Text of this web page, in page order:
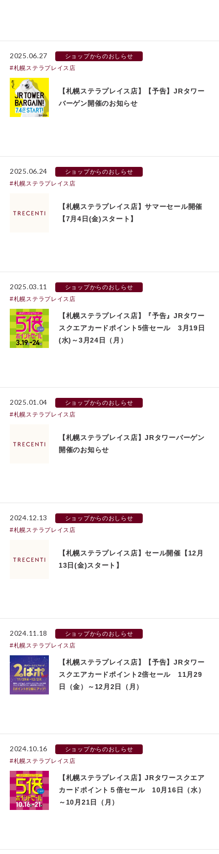
2025.06.27
ショップからのおしらせ
札幌ステラプレイス店
【札幌ステラプレイス店】【予告】JRタワー
バーゲン開催のお知らせ
2025.06.24
ショップからのおしらせ
札幌ステラプレイス店
【札幌ステラプレイス店】サマーセール開催
【7月4日(金)スタート】
2025.03.11
ショップからのおしらせ
札幌ステラプレイス店
【札幌ステラプレイス店】『予告』JRタワー
スクエアカードポイント5倍セール 3月19日
(水)～3月24日（月）
2025.01.04
ショップからのおしらせ
札幌ステラプレイス店
【札幌ステラプレイス店】JRタワーバーゲン
開催のお知らせ
2024.12.13
ショップからのおしらせ
札幌ステラプレイス店
【札幌ステラプレイス店】セール開催【12月
13日(金)スタート】
2024.11.18
ショップからのおしらせ
札幌ステラプレイス店
【札幌ステラプレイス店】【予告】JRタワー
スクエアカードポイント2倍セール 11月29
日（金）～12月2日（月）
2024.10.16
ショップからのおしらせ
札幌ステラプレイス店
【札幌ステラプレイス店】JRタワースクエア
カードポイント５倍セール 10月16日（水）
～10月21日（月）